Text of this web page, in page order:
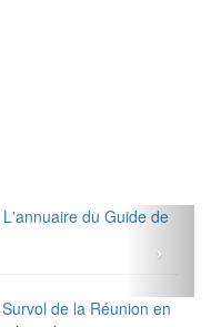
L'annuaire du Guide de
Survol de la Réunion en